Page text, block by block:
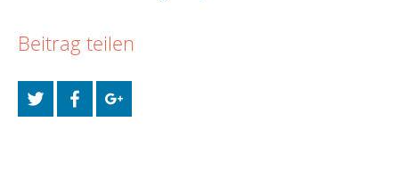
Beitrag teilen